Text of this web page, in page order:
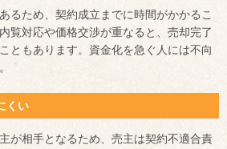
るため、契約成立までに時間がかかるこ
覧対応や価格交渉が重なると、売却完了
ともあります。資金化を急ぐ人には不向
くい
が相手となるため、売主は契約不適合責